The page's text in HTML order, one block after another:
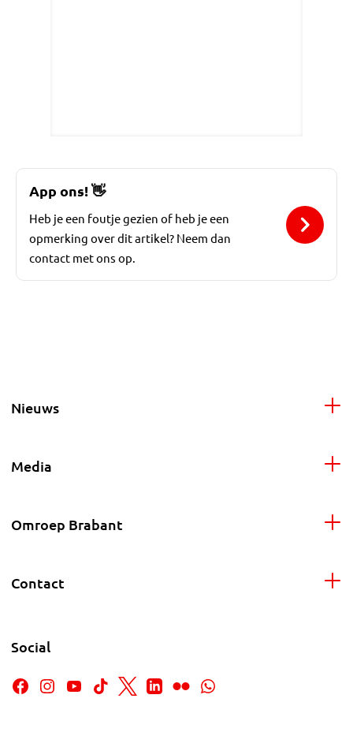
App ons!👋
Heb je een foutje gezien of heb je een
opmerking over dit artikel? Neem dan
contact met ons op.
Nieuws
Media
Omroep Brabant
Contact
Social